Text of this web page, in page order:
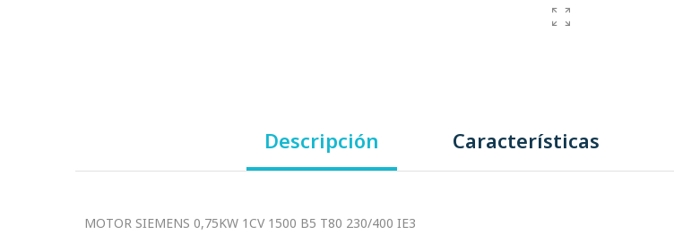
Descripción Características
MOTOR SIEMENS 0,75KW 1CV 1500 B5 T80 230/400 IE3